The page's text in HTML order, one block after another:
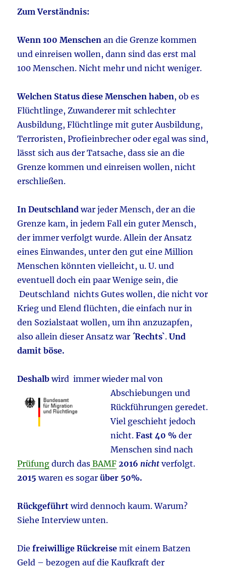
Zum Verständnis:
Wenn 100 Menschen an die Grenze kommen
und einreisen wollen, dann sind das erst mal
100 Menschen. Nicht mehr und nicht weniger.
Welchen Status diese Menschen haben, ob es
Flüchtlinge, Zuwanderer mit schlechter
Ausbildung, Flüchtlinge mit guter Ausbildung,
Terroristen, Profieinbrecher oder egal was sind,
lässt sich aus der Tatsache, dass sie an die
Grenze kommen und einreisen wollen, nicht
erschließen.
In Deutschlandwar jeder Mensch, der an die
Grenze kam, in jedem Fall ein guter Mensch,
der immer verfolgt wurde. Allein der Ansatz
eines Einwandes, unter den gut eine Million
Menschen könnten vielleicht, u. U. und
eventuell doch ein paar Wenige sein, die
Deutschland nichts Gutes wollen, die nicht vor
Krieg und Elend flüchten, die einfach nur in
den Sozialstaat wollen, um ihn anzuzapfen,
also allein dieser Ansatz war ´Rechts`.Und
damit böse.
Deshalbwird immer wieder mal von
Abschiebungen und
Rückführungen geredet.
Viel geschieht jedoch
nicht.Fast 40 % der
Menschen sind nach
Prüfung durch das BAMF 2016 nicht verfolgt.
2015 waren es sogarüber 50%.
Rückgeführtwird dennoch kaum. Warum?
Siehe Interview unten.
Diefreiwillige Rückreise mit einem Batzen
Geld – bezogen auf die Kaufkraft der